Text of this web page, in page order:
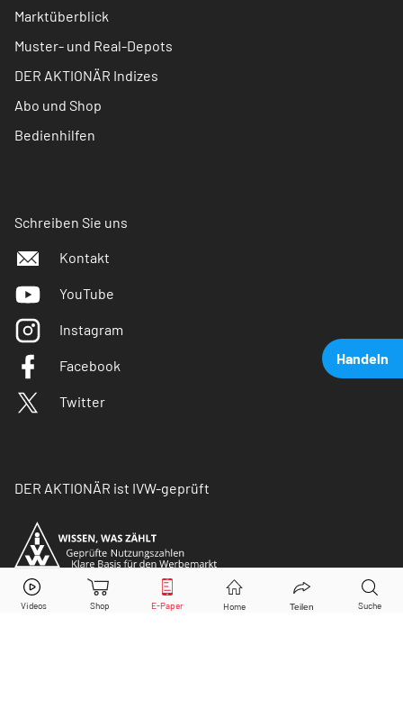
Handeln
Deutsche Lufthansa Aktie jetzt handeln?
Marktüberblick
Muster- und Real-Depots
DER AKTIONÄR Indizes
Abo und Shop
Bedienhilfen
Schreiben Sie uns
Kontakt
YouTube
Instagram
Facebook
Twitter
DER AKTIONÄR ist IVW-geprüft